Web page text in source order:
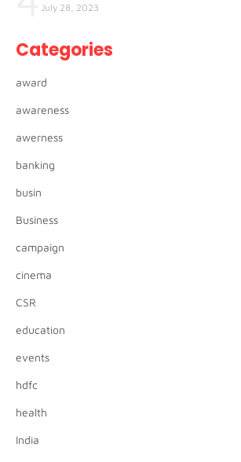
July 28, 2023
Categories
award
awareness
awerness
banking
busin
Business
campaign
cinema
CSR
education
events
hdfc
health
India